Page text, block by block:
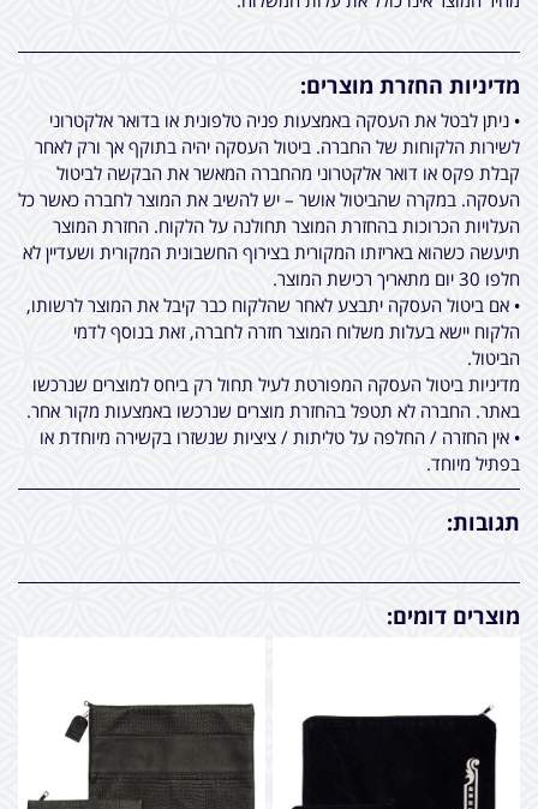
מדיניות החזרת מוצרים:
• ניתן לבטל את העסקה באמצעות פניה טלפונית או בדואר אלקטרוני
לשירות הלקוחות של החברה. ביטול העסקה יהיה בתוקף אך ורק לאחר
קבלת פקס או דואר אלקטרוני מהחברה המאשר את הבקשה לביטול
העסקה. במקרה שהביטול אושר – יש להשיב את המוצר לחברה כאשר כל
העלויות הכרוכות בהחזרת המוצר תחולנה על הלקוח. החזרת המוצר
תיעשה כשהוא באריזתו המקורית בצירוף החשבונית המקורית ושעדיין לא
חלפו 30 יום מתאריך רכישת המוצר.
• אם ביטול העסקה יתבצע לאחר שהלקוח כבר קיבל את המוצר לרשותו,
הלקוח יישא בעלות משלוח המוצר חזרה לחברה, זאת בנוסף לדמי
הביטול.
מדיניות ביטול העסקה המפורטת לעיל תחול רק ביחס למוצרים שנרכשו
באתר. החברה לא תטפל בהחזרת מוצרים שנרכשו באמצעות מקור אחר.
• אין החזרה / החלפה על טליתות / ציציות שנשזרו בקשירה מיוחדת או
בפתיל מיוחד.
תגובות:
מוצרים דומים: